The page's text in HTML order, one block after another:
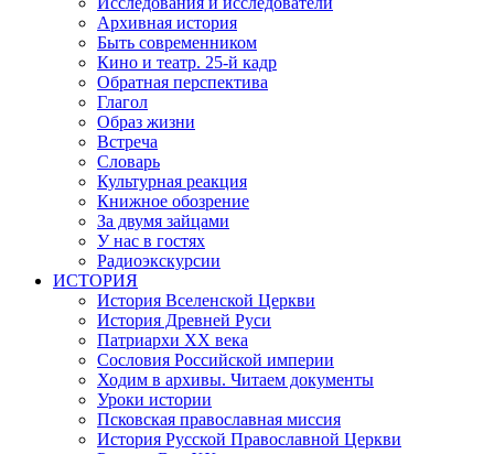
Архивная история
Быть современником
Кино и театр. 25-й кадр
Обратная перспектива
Глагол
Образ жизни
Встреча
Словарь
Культурная реакция
Книжное обозрение
За двумя зайцами
У нас в гостях
Радиоэкскурсии
ИСТОРИЯ
История Вселенской Церкви
История Древней Руси
Патриархи XX века
Сословия Российской империи
Ходим в архивы. Читаем документы
Уроки истории
Псковская православная миссия
История Русской Православной Церкви